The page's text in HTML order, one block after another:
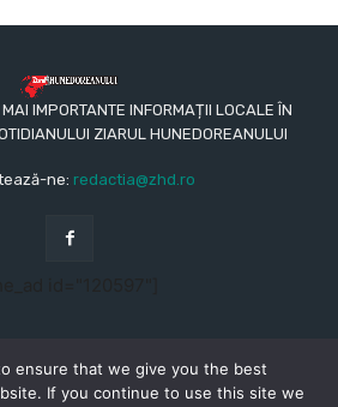
IMPORTANTE INFORMAȚII LOCALE ÎN
ZIARUL HUNEDOREANULUI
ne: redactia@zhd.ro
ensure that we give you the best
If you continue to use this site we